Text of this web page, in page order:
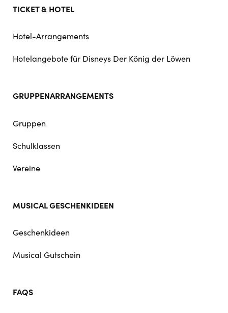
TICKET & HOTEL
Hotel-Arrangements
Hotelangebote für Disneys Der König der Löwen
GRUPPENARRANGEMENTS
Gruppen
Schulklassen
Vereine
MUSICAL GESCHENKIDEEN
Geschenkideen
Musical Gutschein
FAQS